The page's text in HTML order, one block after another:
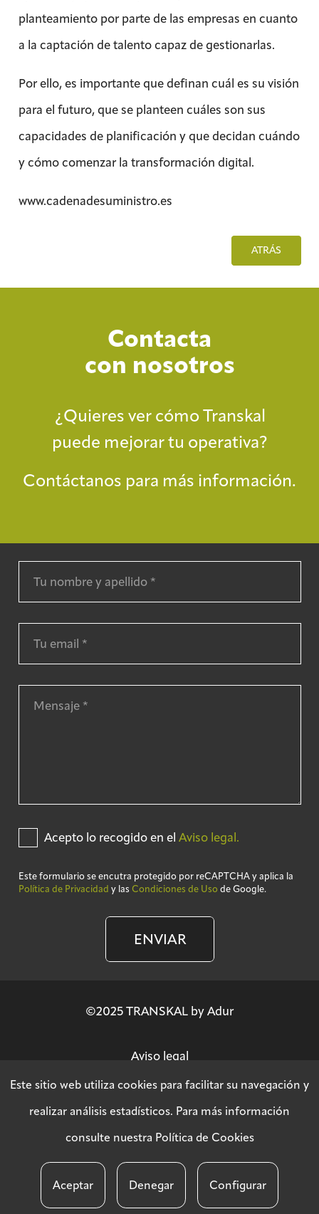
planteamiento por parte de las empresas en cuanto
a la captación de talento capaz de gestionarlas.
Por ello, es importante que definan cuál es su visión
para el futuro, que se planteen cuáles son sus
capacidades de planificación y que decidan cuándo
y cómo comenzar la transformación digital.
www.cadenadesuministro.es
ATRÁS
Contacta
con nosotros
¿Quieres ver cómo Transkal
puede mejorar tu operativa?
Contáctanos para más información.
Acepto lo recogido en el Aviso legal.
Este formulario se encutra protegido por reCAPTCHA y aplica la
Política de Privacidad y las Condiciones de Uso de Google.
ENVIAR
©2025 TRANSKAL by Adur
Aviso legal
Política SGSI
Política de cookies
Este sitio web utiliza cookies para facilitar su navegación y
realizar análisis estadísticos. Para más información
consulte nuestra Política de Cookies
Aceptar Denegar Configurar